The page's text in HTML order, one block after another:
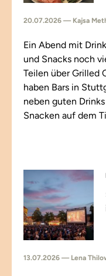
20.07.2026 — Kajsa
Ein Abend mit
und Snacks noch
Teilen über Grilled
haben Bars in
neben guten
Snacken auf dem
13.07.2026 — Lena